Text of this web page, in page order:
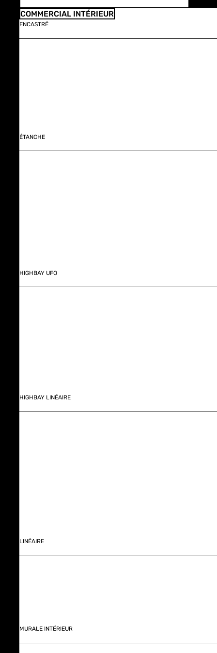
COMMERCIAL INTÉRIEUR
ENCASTRÉ
ÉTANCHE
HIGHBAY UFO
HIGHBAY LINÉAIRE
LINÉAIRE
MURALE INTÉRIEUR